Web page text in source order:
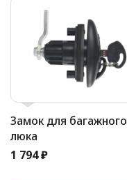
Замок для багажного
люка
1 794 ₽